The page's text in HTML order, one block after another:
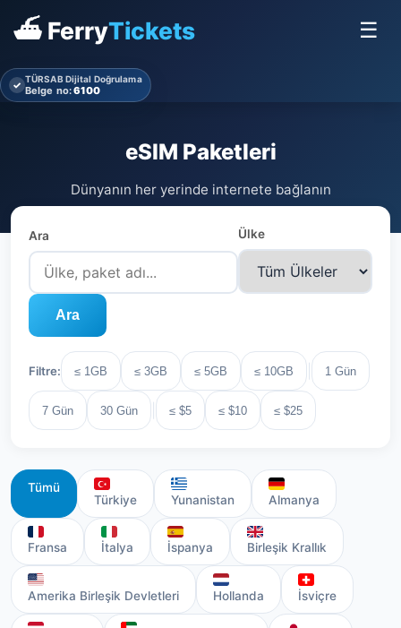
⛴ FerryTickets ☰
✓ TÜRSAB Dijital Doğrulama
Belge no:6100
eSIM Paketleri
Dünyanın her yerinde internete bağlanın
Ara Ülke
Ara
Filtre: ≤ 1GB ≤ 3GB ≤ 5GB ≤ 10GB 1 Gün
7 Gün 30 Gün ≤ $5 ≤ $10 ≤ $25
Tümü
Türkiye
Yunanistan Almanya
Fransa İtalya İspanya Birleşik Krallık
Amerika Birleşik Devletleri Hollanda İsviçre